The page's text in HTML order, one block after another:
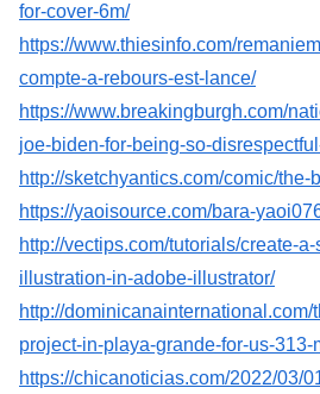
for-cover-6m/
https://www.thiesinfo.com/
compte-a-rebours-est-lance/
https://www.breakingburgh.com/
joe-biden-for-being-so-
http://sketchyantics.com/comic/the-
https://yaoisource.com/bara-
http://vectips.com/tutorials/create-
illustration-in-adobe-illustrator/
http://
project-in-playa-grande-for-us-313-
https://chicanoticias.com/2022/03/